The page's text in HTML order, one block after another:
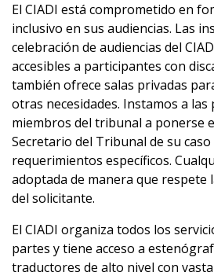
El CIADI está comprometido en
inclusivo en sus audiencias. Las
celebración de audiencias del
accesibles a participantes con
también ofrece salas privadas
otras necesidades. Instamos a las
miembros del tribunal a ponerse
Secretario del Tribunal de su
requerimientos específicos.
adoptada de manera que respete
del solicitante.
El CIADI organiza todos los
partes y tiene acceso a
traductores de alto nivel con